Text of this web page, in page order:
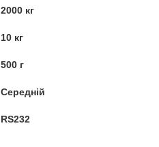
2000 кг
10 кг
500 г
Середній
RS232